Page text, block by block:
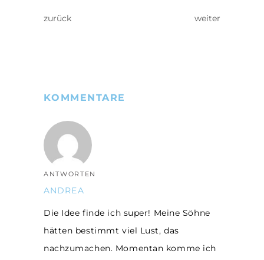
zurück weiter
KOMMENTARE
ANTWORTEN
ANDREA
Die Idee finde ich super! Meine Söhne
hätten bestimmt viel Lust, das
nachzumachen. Momentan komme ich